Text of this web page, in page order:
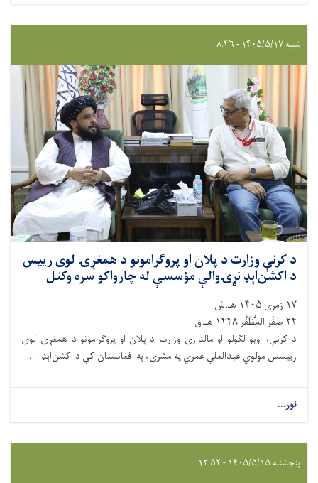
شنبه ۱۴۰۵/۵/۱۷ - ۸:۴۶
د کرنې وزارت د پلان او پروګرامونو د همغږۍ لوی رییس
د اکشن‌اېډ نړۍوالې مؤسسې له چارواکو سره وکتل
۱۷ زمری ۱۴۰۵ هـ.ش
۲۴ صَفَر المُظَفَّر ۱۴۴۸ هـ.ق
د کرنې، اوبو لګولو او مالدارۍ وزارت د پلان او پروګرامونو د همغږۍ لوی
رییسس مولوي عبدالعلي عمري په مشرۍ، په افغانستان کې د اکشن‌اېډ. . .
نور...
پنجشنبه ۱۴۰۵/۵/۱۵ - ۱۲:۵۲